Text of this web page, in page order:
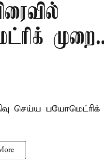
செய்ய பயோமெட்ரிக்